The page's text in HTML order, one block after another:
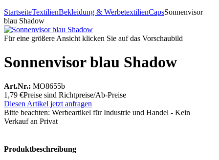
StartseiteTextilienBekleidung & WerbetextilienCapsSonnenvisor
blau Shadow
Für eine größere Ansicht klicken Sie auf das Vorschaubild
Sonnenvisor blau Shadow
Art.Nr.: MO8655b
1,79 €Preise sind Richtpreise/Ab-Preise
Diesen Artikel jetzt anfragen
Bitte beachten: Werbeartikel für Industrie und Handel - Kein
Verkauf an Privat
Produktbeschreibung